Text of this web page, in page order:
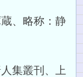
、略称：静
集叢刊、上